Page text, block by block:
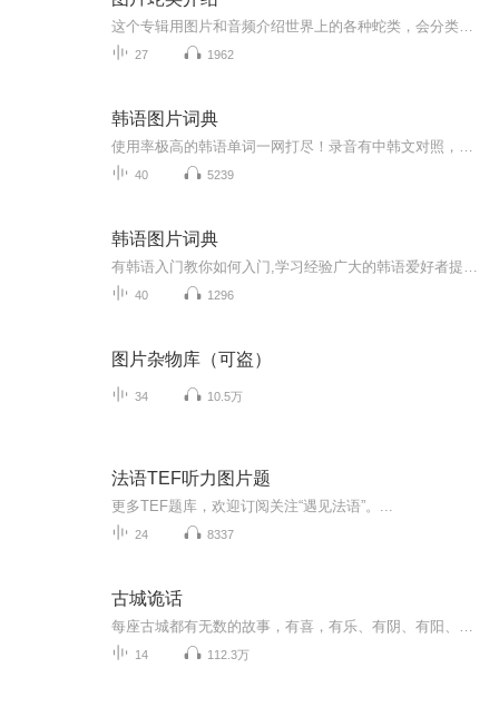
27 1962
韩语图片词典
40 5239
韩语图片词典
40 1296
图片杂物库（可盗）
34 10.5万
法语TEF听力图片题
更多TEF题库，欢迎订阅关注“遇见法语”。...
24 8337
古城诡话
14 112.3万